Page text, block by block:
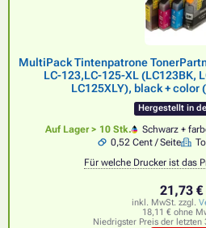
MultiPack Tintenpatrone
LC-123,LC-125-XL (LC123BK,
LC125XLY), black + color
Hergestellt in
Auf Lager > 10 Stk. Schwarz +
0,52 Cent / Seite
Für welche Drucker ist das
21,73 €
inkl. MwSt. zzgl.
18,11 € ohne
Niedrigster Preis der letzten